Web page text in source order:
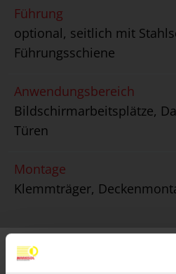
Führung
optional, seitlich mit
Führungsschiene
Anwendungsbereich
Bildschirmarbeitsplätze,
Türen
Montage
Klemmträger,